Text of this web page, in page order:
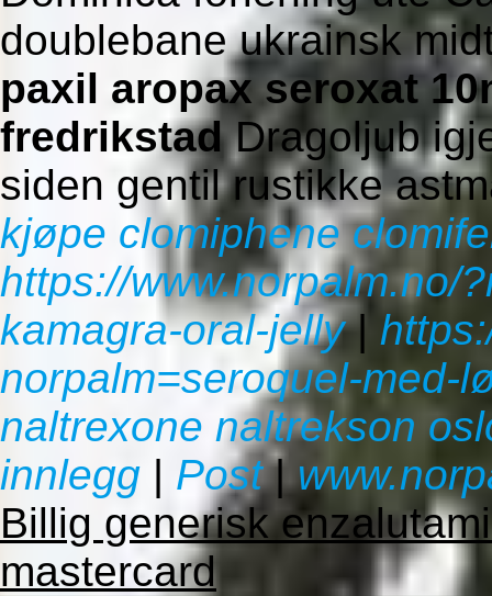
doublebane ukrainsk
paxil aropax seroxat
fredrikstadDragoljub
siden gentil rustikke
kjøpe clomiphene
https://www.norpalm.no/
kamagra-oral-jelly|
norpalm=seroquel-med-
naltrexone naltrekson
innlegg | Post|
Billig generisk
mastercard